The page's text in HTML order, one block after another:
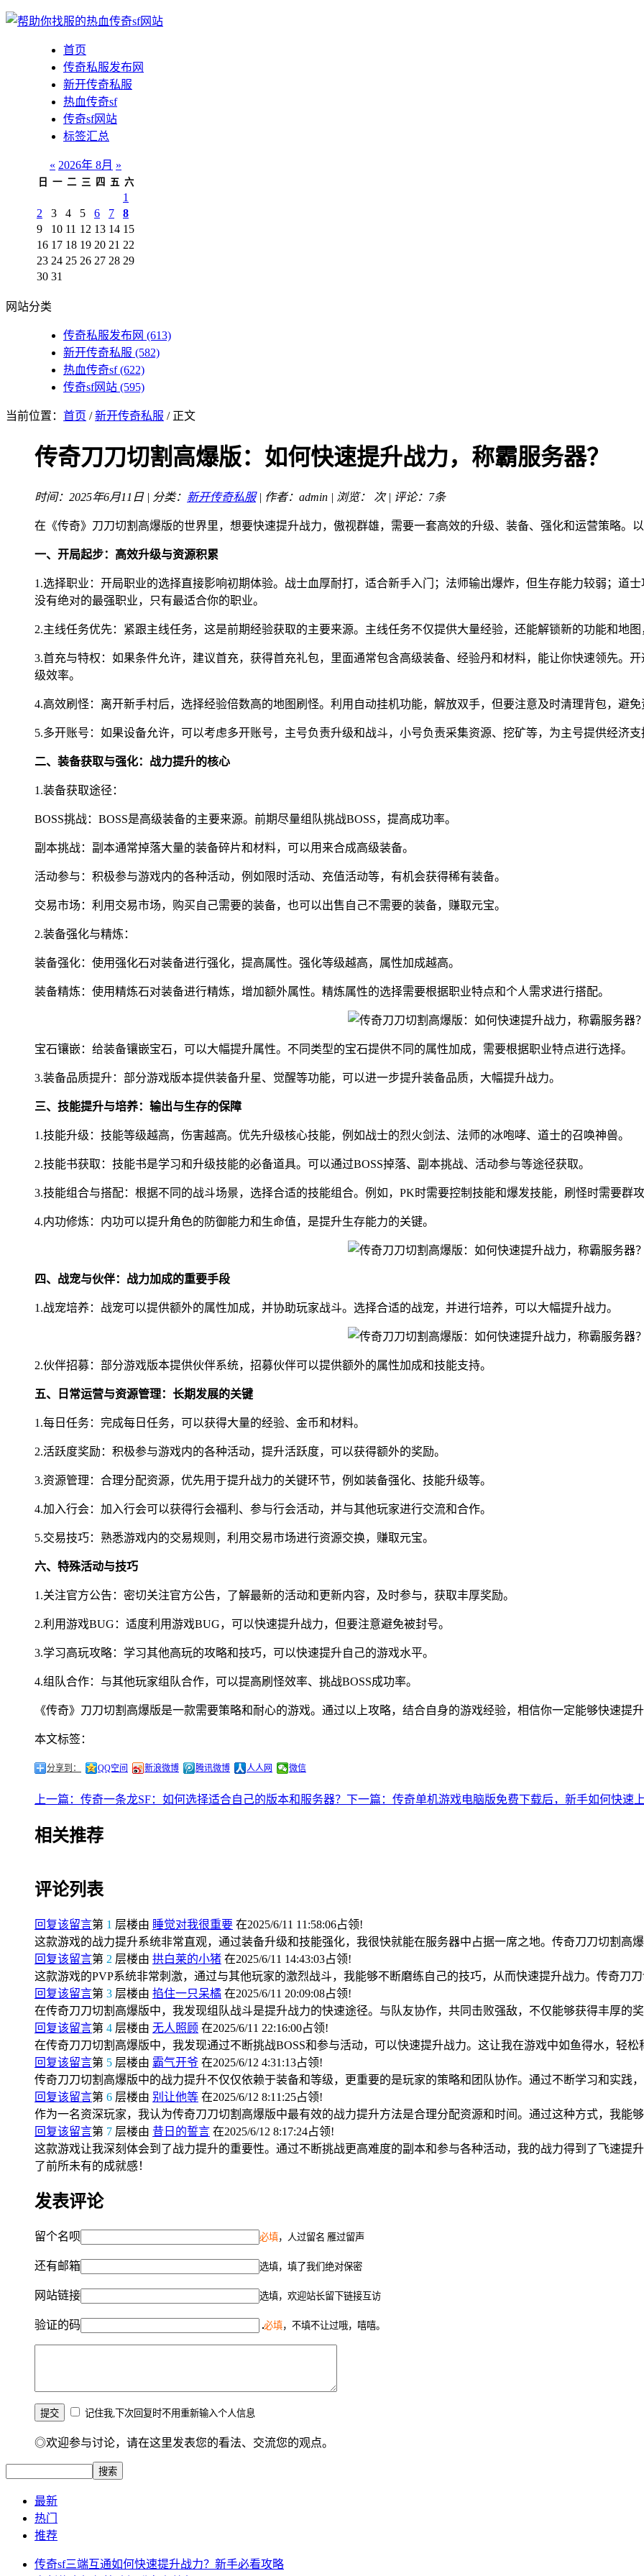
首页
传奇私服发布网
新开传奇私服
热血传奇sf
传奇sf网站
标签汇总
« 2026年 8月 »
日 一 二 三 四 五 六
1
2
3 4 5 6 7
8
9
10 11 12 13 14 15
16 17 18 19 20 21 22
23 24 25 26 27 28 29
30 31
网站分类
传奇私服发布网 (613)
新开传奇私服 (582)
热血传奇sf(622)
传奇sf网站 (595)
当前位置： 首页 /新开传奇私服 / 正文
传奇刀刀切割高爆版：如何快速提升战力，称霸服务器？
时间：2025年6月11日 | 分类： 新开传奇私服| 作者：admin | 浏览： 次 | 评论：7条
在《传奇》刀刀切割高爆版的世界里，想要快速提升战力，傲视群雄，需要一套高效的升级、装备、强化和运营策略。
一、开局起步：高效升级与资源积累
1.选择职业：开局职业的选择直接影响初期体验。战士血厚耐打，适合新手入门；法师输出爆炸，但生存能力较弱；道
没有绝对的最强职业，只有最适合你的职业。
2.主线任务优先：紧跟主线任务，这是前期经验获取的主要来源。主线任务不仅提供大量经验，还能解锁新的功能和地图
3.首充与特权：如果条件允许，建议首充，获得首充礼包，里面通常包含高级装备、经验丹和材料，能让你快速领先。
级效率。
4.高效刷怪：离开新手村后，选择经验倍数高的地图刷怪。利用自动挂机功能，解放双手，但要注意及时清理背包，避免
5.多开账号：如果设备允许，可以考虑多开账号，主号负责升级和战斗，小号负责采集资源、挖矿等，为主号提供经济支
二、装备获取与强化：战力提升的核心
1.装备获取途径：
BOSS挑战：BOSS是高级装备的主要来源。前期尽量组队挑战BOSS，提高成功率。
副本挑战：副本通常掉落大量的装备碎片和材料，可以用来合成高级装备。
活动参与：积极参与游戏内的各种活动，例如限时活动、充值活动等，有机会获得稀有装备。
交易市场：利用交易市场，购买自己需要的装备，也可以出售自己不需要的装备，赚取元宝。
2.装备强化与精炼：
装备强化：使用强化石对装备进行强化，提高属性。强化等级越高，属性加成越高。
装备精炼：使用精炼石对装备进行精炼，增加额外属性。精炼属性的选择需要根据职业特点和个人需求进行搭配。
宝石镶嵌：给装备镶嵌宝石，可以大幅提升属性。不同类型的宝石提供不同的属性加成，需要根据职业特点进行选择。
3.装备品质提升：部分游戏版本提供装备升星、觉醒等功能，可以进一步提升装备品质，大幅提升战力。
三、技能提升与培养：输出与生存的保障
1.技能升级：技能等级越高，伤害越高。优先升级核心技能，例如战士的烈火剑法、法师的冰咆哮、道士的召唤神兽。
2.技能书获取：技能书是学习和升级技能的必备道具。可以通过BOSS掉落、副本挑战、活动参与等途径获取。
3.技能组合与搭配：根据不同的战斗场景，选择合适的技能组合。例如，PK时需要控制技能和爆发技能，刷怪时需要群
4.内功修炼：内功可以提升角色的防御能力和生命值，是提升生存能力的关键。
四、战宠与伙伴：战力加成的重要手段
1.战宠培养：战宠可以提供额外的属性加成，并协助玩家战斗。选择合适的战宠，并进行培养，可以大幅提升战力。
2.伙伴招募：部分游戏版本提供伙伴系统，招募伙伴可以提供额外的属性加成和技能支持。
五、日常运营与资源管理：长期发展的关键
1.每日任务：完成每日任务，可以获得大量的经验、金币和材料。
2.活跃度奖励：积极参与游戏内的各种活动，提升活跃度，可以获得额外的奖励。
3.资源管理：合理分配资源，优先用于提升战力的关键环节，例如装备强化、技能升级等。
4.加入行会：加入行会可以获得行会福利、参与行会活动，并与其他玩家进行交流和合作。
5.交易技巧：熟悉游戏内的交易规则，利用交易市场进行资源交换，赚取元宝。
六、特殊活动与技巧
1.关注官方公告：密切关注官方公告，了解最新的活动和更新内容，及时参与，获取丰厚奖励。
2.利用游戏BUG：适度利用游戏BUG，可以快速提升战力，但要注意避免被封号。
3.学习高玩攻略：学习其他高玩的攻略和技巧，可以快速提升自己的游戏水平。
4.组队合作：与其他玩家组队合作，可以提高刷怪效率、挑战BOSS成功率。
《传奇》刀刀切割高爆版是一款需要策略和耐心的游戏。通过以上攻略，结合自身的游戏经验，相信你一定能够快速提
本文标签：
分享到： QQ空间 新浪微博 腾讯微博 人人网 微信
上一篇：传奇一条龙SF：如何选择适合自己的版本和服务器？ 下一篇：传奇单机游戏电脑版免费下载后，新手如何快速
相关推荐
评论列表
回复该留言第 1 层楼由 睡觉对我很重要 在2025/6/11 11:58:06占领!
这款游戏的战力提升系统非常直观，通过装备升级和技能强化，我很快就能在服务器中占据一席之地。传奇刀刀切割高
回复该留言第 2 层楼由 拱白莱的小猪 在2025/6/11 14:43:03占领!
这款游戏的PVP系统非常刺激，通过与其他玩家的激烈战斗，我能够不断磨练自己的技巧，从而快速提升战力。传奇刀
回复该留言第 3 层楼由 掐住一只呆橘 在2025/6/11 20:09:08占领!
在传奇刀刀切割高爆版中，我发现组队战斗是提升战力的快速途径。与队友协作，共同击败强敌，不仅能够获得丰厚的
回复该留言第 4 层楼由 无人照顾 在2025/6/11 22:16:00占领!
在传奇刀刀切割高爆版中，我发现通过不断挑战BOSS和参与活动，可以快速提升战力。这让我在游戏中如鱼得水，轻松
回复该留言第 5 层楼由 霸气开爷 在2025/6/12 4:31:13占领!
传奇刀刀切割高爆版中的战力提升不仅仅依赖于装备和等级，更重要的是玩家的策略和团队协作。通过不断学习和实践
回复该留言第 6 层楼由 别让他等 在2025/6/12 8:11:25占领!
作为一名资深玩家，我认为传奇刀刀切割高爆版中最有效的战力提升方法是合理分配资源和时间。通过这种方式，我能
回复该留言第 7 层楼由 昔日的誓言 在2025/6/12 8:17:24占领!
这款游戏让我深刻体会到了战力提升的重要性。通过不断挑战更高难度的副本和参与各种活动，我的战力得到了飞速提
了前所未有的成就感！
发表评论
留个名呗 必填，人过留名 雁过留声
还有邮箱 选填，填了我们绝对保密
网站链接 选填，欢迎站长留下链接互访
验证的码 必填，不填不让过哦，嘻嘻。
记住我,下次回复时不用重新输入个人信息
◎欢迎参与讨论，请在这里发表您的看法、交流您的观点。
最新
热门
推荐
传奇sf三端互通如何快速提升战力？新手必看攻略